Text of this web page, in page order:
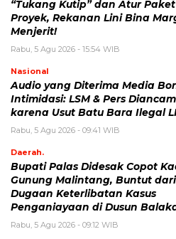
“Tukang Kutip” dan Atur Paket
Proyek, Rekanan Lini Bina
Menjerit!
Rabu, 5 Agu 2026 - 15:54 WIB
Nasional
Audio yang Diterima Media
Intimidasi: LSM & Pers Diancam
karena Usut Batu Bara Ilegal
Rabu, 5 Agu 2026 - 09:41 WIB
Daerah.
Bupati Palas Didesak Copot
Gunung Malintang, Buntut dari
Dugaan Keterlibatan Kasus
Penganiayaan di Dusun
Rabu, 5 Agu 2026 - 09:12 WIB